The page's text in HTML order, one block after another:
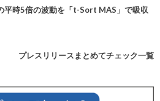
平時5倍の波動を「t-Sort MAS」で吸収
プレスリリースまとめてチェック一覧